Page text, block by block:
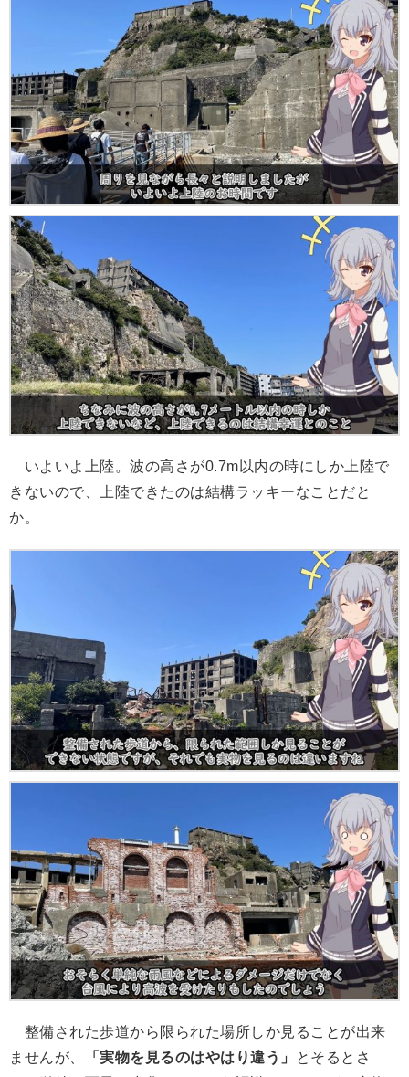
いよいよ上陸。波の高さが0.7m以内の時にしか上陸で
きないので、上陸できたのは結構ラッキーなことだと
か。
整備された歩道から限られた場所しか見ることが出来
ませんが、
「実物を見るのはやはり違う」
とそるとさ